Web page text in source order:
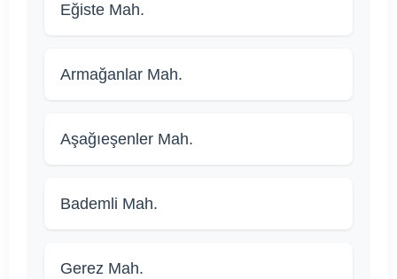
Eğiste Mah.
Armağanlar Mah.
Aşağıeşenler Mah.
Bademli Mah.
Gerez Mah.